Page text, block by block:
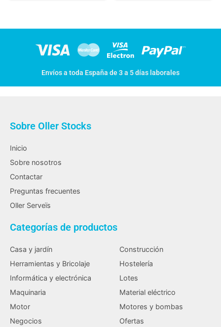
Envíos a toda España de 3 a 5 días laborales
Sobre Oller Stocks
Inicio
Sobre nosotros
Contactar
Preguntas frecuentes
Oller Serveïs
Categorías de productos
Casa y jardín
Construcción
Herramientas y Bricolaje
Hostelería
Informática y electrónica
Lotes
Maquinaria
Material eléctrico
Motor
Motores y bombas
Negocios
Ofertas